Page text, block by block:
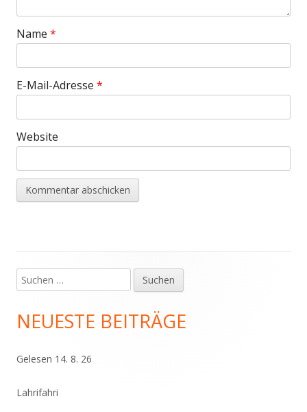
Name *
E-Mail-Adresse *
Website
Haupt-
Seitenleiste
Suchen
nach:
NEUESTE BEITRÄGE
Gelesen 14. 8. 26
Lahrifahri